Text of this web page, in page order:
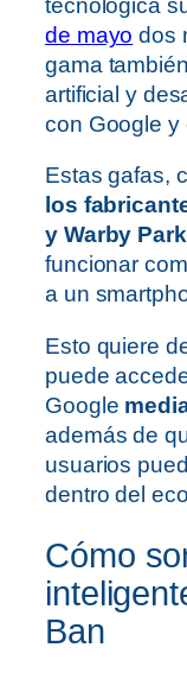
tecnológica
de mayo dos
gama
artificial y
con Google y
Estas gafas,
los
y Warby
funcionar
a un
Esto quiere
puede
Google
además de
usuarios
dentro del
Cómo
Ban